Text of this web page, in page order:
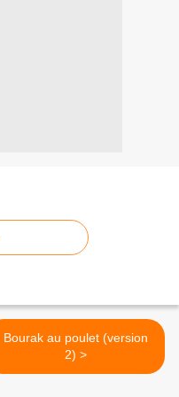
Bourak au poulet (version
2) >